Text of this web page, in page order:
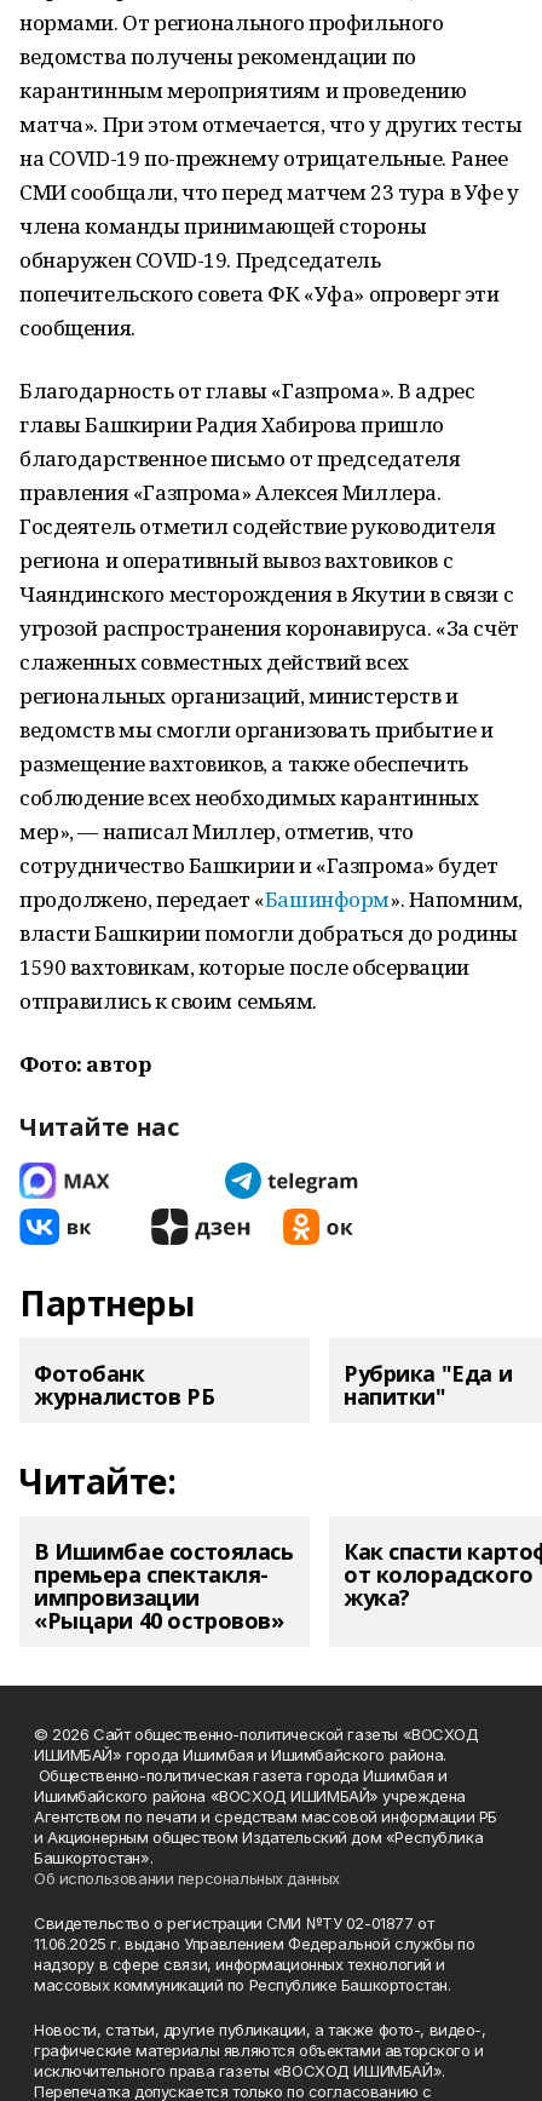
нормами. От регионального профильного
ведомства получены рекомендации по
карантинным мероприятиям и проведению
матча». При этом отмечается, что у других тесты
на COVID-19 по-прежнему отрицательные. Ранее
СМИ сообщали, что перед матчем 23 тура в Уфе у
члена команды принимающей стороны
обнаружен COVID-19. Председатель
попечительского совета ФК «Уфа» опроверг эти
сообщения.
Благодарность от главы «Газпрома». В адрес
главы Башкирии Радия Хабирова пришло
благодарственное письмо от председателя
правления «Газпрома» Алексея Миллера.
Госдеятель отметил содействие руководителя
региона и оперативный вывоз вахтовиков с
Чаяндинского месторождения в Якутии в связи с
угрозой распространения коронавируса. «За счёт
слаженных совместных действий всех
региональных организаций, министерств и
ведомств мы смогли организовать прибытие и
размещение вахтовиков, а также обеспечить
соблюдение всех необходимых карантинных
мер», — написал Миллер, отметив, что
сотрудничество Башкирии и «Газпрома» будет
продолжено, передает «Башинформ». Напомним,
власти Башкирии помогли добраться до родины
1590 вахтовикам, которые после обсервации
отправились к своим семьям.
Фото: автор
Читайте нас
Партнеры
Фотобанк
журналистов РБ
Рубрика "Еда и
напитки"
Читайте:
В Ишимбае состоялась
премьера спектакля-
импровизации
«Рыцари 40 островов»
Как спасти
от колорадского
жука?
© 2026 Сайт общественно-политической газеты «ВОСХОД
ИШИМБАЙ» города Ишимбая и Ишимбайского района.
Общественно-политическая газета города Ишимбая и
Ишимбайского района «ВОСХОД ИШИМБАЙ» учреждена
Агентством по печати и средствам массовой информации РБ
и Акционерным обществом Издательский дом «Республика
Башкортостан».
Об использовании персональных данных
Свидетельство о регистрации СМИ №ТУ 02-01877 от
11.06.2025 г. выдано Управлением Федеральной службы по
надзору в сфере связи, информационных технологий и
массовых коммуникаций по Республике Башкортостан.
Новости, статьи, другие публикации, а также фото-, видео-,
графические материалы являются объектами авторского и
исключительного права газеты «ВОСХОД ИШИМБАЙ».
Перепечатка допускается только по согласованию с